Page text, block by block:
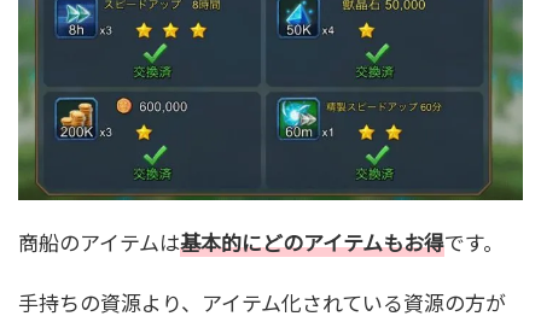
商船のアイテムは基本的にどのアイテムもお得です。
手持ちの資源より、アイテム化されている資源の方が